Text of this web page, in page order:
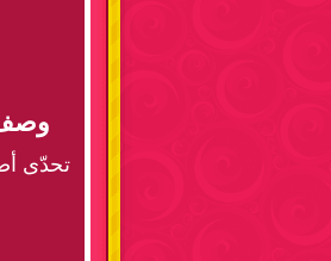
وصف
تحدّى